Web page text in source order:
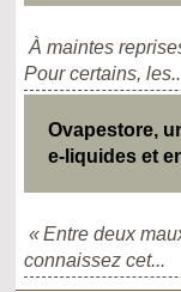
À maintes
Pour certains,
Ovapestore,
e-liquides et
« Entre deux
connaissez cet...